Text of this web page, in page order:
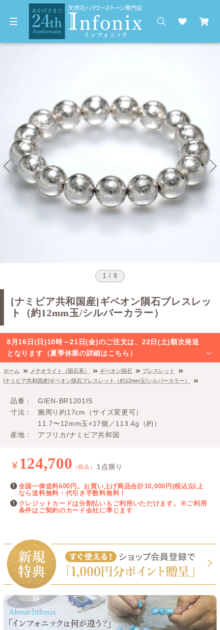
1 / 9
[ナミビア共和国産]ギベオン隕石ブレスレッ
ト（約12mm玉/シルバーカラー）
8月16日(日)10時～21日(金)のご注文は、22日(土)順次発送
となります（夏季休業の詳細はこちら）
ホーム メテオライト（隕石系） ギベオン隕石
ブレスレット
[ナミビア共和国産]ギベオン隕石ブレスレット（約12mm玉/シルバーカラー）
品番
GIEN-BR1201IS
寸法
腕周り約17cm（サイズ変更可）
11.7〜12mm玉×17個／113.4g（約）
産地
アフリカ/ナミビア共和国
¥ 124,700 （税込） 1点限り
全国一律送料600円。お買い上げ商品合計10,000円(税込)以上
なら送料無料・代引き手数料無料！
クレジットカードは分割払いもご利用いただけます。※ご利用
条件はご契約のカード会社に準じます